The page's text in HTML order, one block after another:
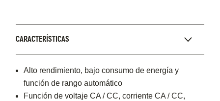
CARACTERÍSTICAS
Alto rendimiento, bajo consumo de energía y
función de rango automático
Función de voltaje CA / CC, corriente CA / CC,